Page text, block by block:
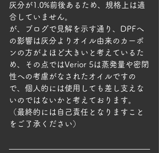
灰分が1.0%前後あるため、規格上は適
合していません。
が、ブログで見解を示す通り、DPFへ
の影響は灰分よりオイル由来のカーボ
ンの方がよほど大きいと考えているた
め、その点ではVerior 5は蒸発量や密閉
性への考慮がなされたオイルですの
で、個人的には使用しても差し支えな
いのではないかと考えております。
（最終的には自己責任となりますこと
をご了承ください）